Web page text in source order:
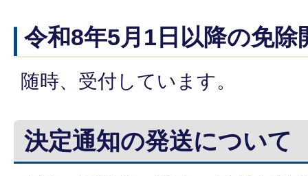
令和8年5月1日以降の免除
随時、受付しています。
決定通知の発送について